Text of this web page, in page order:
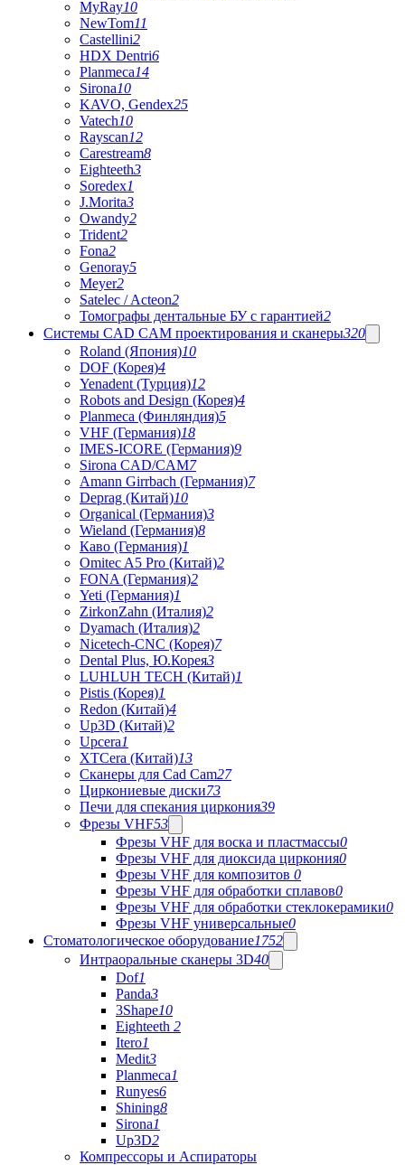
MyRay10
NewTom11
Castellini2
HDX Dentri6
Planmeca14
Sirona10
KAVO, Gendex25
Vatech10
Rayscan12
Carestream8
Eighteeth3
Soredex1
J.Morita3
Owandy2
Trident2
Fona2
Genoray5
Meyer2
Satelec / Acteon2
Томографы дентальные БУ с гарантией2
Системы CAD CAM проектирования и сканеры320
Roland (Япония)10
DOF (Корея)4
Yenadent (Турция)12
Robots and Design (Корея)4
Planmeca (Финляндия)5
VHF (Германия)18
IMES-ICORE (Германия)9
Sirona CAD/CAM7
Amann Girrbach (Германия)7
Deprag (Китай)10
Organical (Германия)3
Wieland (Германия)8
Каво (Германия)1
Omitec A5 Pro (Китай)2
FONA (Германия)2
Yeti (Германия)1
ZirkonZahn (Италия)2
Dyamach (Италия)2
Nicetech-CNC (Корея)7
Dental Plus, Ю.Корея3
LUHLUH TECH (Китай)1
Pistis (Корея)1
Redon (Китай)4
Up3D (Китай)2
Upcera1
XTCera (Китай)13
Сканеры для Cad Cam27
Циркониевые диски73
Печи для спекания циркония39
Фрезы VHF53
Фрезы VHF для воска и пластмассы0
Фрезы VHF для диоксида циркония0
Фрезы VHF для композитов 0
Фрезы VHF для обработки сплавов0
Фрезы VHF для обработки стеклокерамики0
Фрезы VHF универсальные0
Стоматологическое оборудование1752
Интраоральные сканеры 3D40
Dof1
Panda3
3Shape10
Eighteeth 2
Itero1
Medit3
Planmeca1
Runyes6
Shining8
Sirona1
Up3D2
Компрессоры и Аспираторы